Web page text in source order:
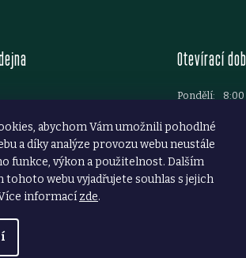
abychom Vám umožnili pohodlné
a díky analýze provozu webu neustále
funkce, výkon a použitelnost. Dalším
webu vyjadřujete souhlas s jejich
informací zde.
p
r
v
k
y
781 699
Otevírací
Pondělí:
Středa:
Čtvrtek:
Pátek:
Sobota: